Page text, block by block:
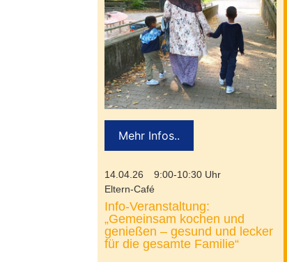
Mehr Infos..
14.04.26
9:00-10:30 Uhr
Eltern-Café
Info-Veranstaltung:
„Gemeinsam kochen und
genießen – gesund und lecker
für die gesamte Familie“